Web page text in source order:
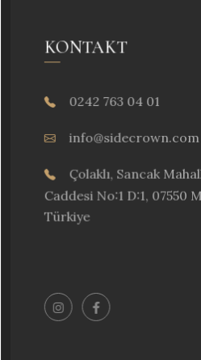
KONTAKT
0242 763 04 01
info@sidecrown.com
Çolaklı, Sancak
Caddesi No:1 D:1, 07550
Türkiye